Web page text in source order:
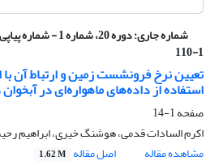
شماره جاری:
1-110
تعیین نرخ فرونشست زمین و ارتباط آن
استفاده از داده‌های ماهواره‌ای در
صفحه1-14
اکرم السادات قدمی، هوشنگ خیری، ابراهیم
مشاهده مقاله
اصل مقاله 1.62 M